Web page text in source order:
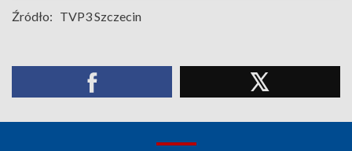
Źródło: TVP3 Szczecin